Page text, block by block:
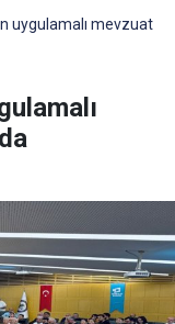
uygulamalı mevzuat